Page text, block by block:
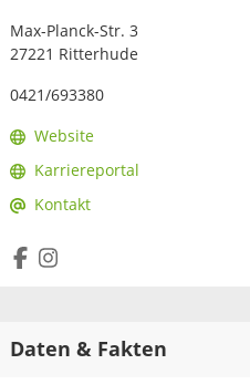
Max-Planck-Str. 3
27221 Ritterhude
0421/693380
Website
Karriereportal
Kontakt
Daten & Fakten